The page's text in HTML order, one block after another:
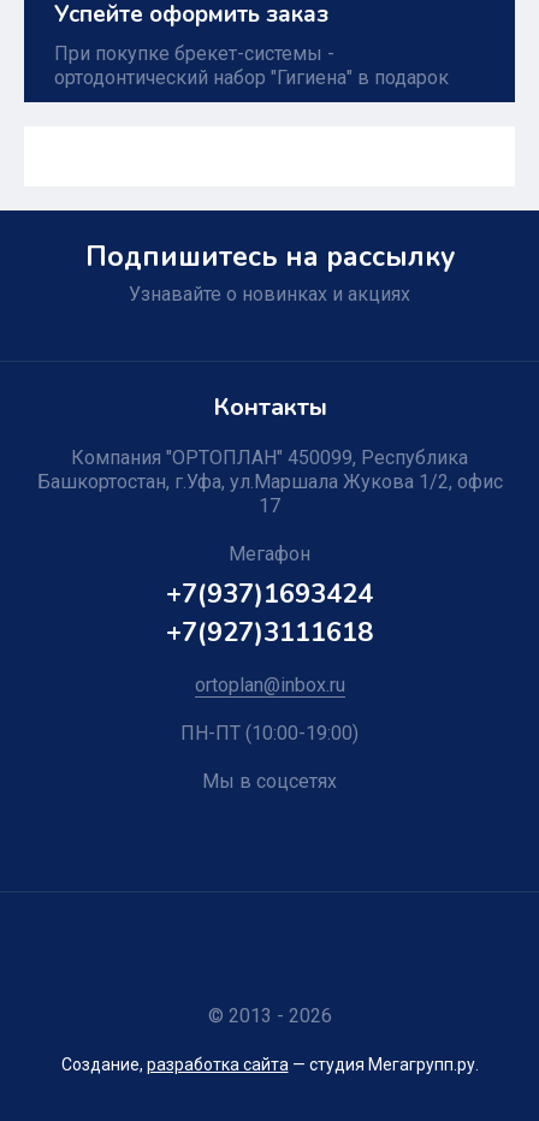
Успейте оформить заказ
При покупке брекет-системы -
ортодонтический набор "Гигиена" в подарок
Подпишитесь на рассылку
Узнавайте о новинках и акциях
Контакты
Компания "ОРТОПЛАН" 450099, Республика
Башкортостан, г.Уфа, ул.Маршала Жукова 1/2, офис
17
Мегафон
+7(937)1693424
+7(927)3111618
ortoplan@inbox.ru
ПН-ПТ (10:00-19:00)
Мы в соцсетях
© 2013 - 2026
Создание, разработка сайта — студия Мегагрупп.ру.